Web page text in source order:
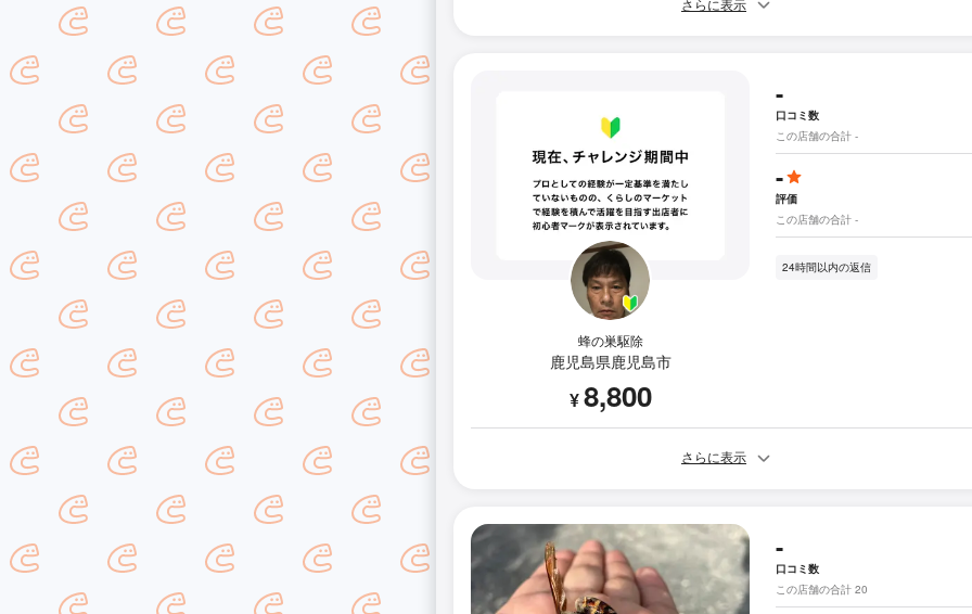
さらに表示
蜂の巣駆除
鹿児島県鹿児島市
¥8,800
-
口コミ数
この店舗の合計 -
-
評価
この店舗の合計 -
24時間以内の返信
さらに表示
-
口コミ数
この店舗の合計 20